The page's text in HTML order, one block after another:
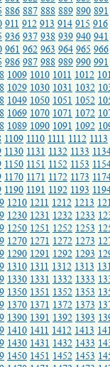
886 887 888 889 890 891
911 912 913 914 915 916
936 937 938 939 940 941
961 962 963 964 965 966
986 987 988 989 990 991
1009 1010 1011 1012
1029 1030 1031 1032
1049 1050 1051 1052
1069 1070 1071 1072
1089 1090 1091 1092
1109 1110 1111 1112 1113
1130 1131 1132 1133
1150 1151 1152 1153
1170 1171 1172 1173
1190 1191 1192 1193
1210 1211 1212 1213
1230 1231 1232 1233
1250 1251 1252 1253
1270 1271 1272 1273
1290 1291 1292 1293
1310 1311 1312 1313
1330 1331 1332 1333
1350 1351 1352 1353
1370 1371 1372 1373
1390 1391 1392 1393
1410 1411 1412 1413
1430 1431 1432 1433
1450 1451 1452 1453